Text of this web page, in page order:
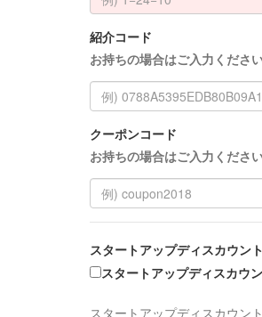
紹介コード
お持ちの場合はご入力ください
クーポンコード
お持ちの場合はご入力ください
スタートアップディスカウン
スタートアップディスカウ
スタートアップディスカウン